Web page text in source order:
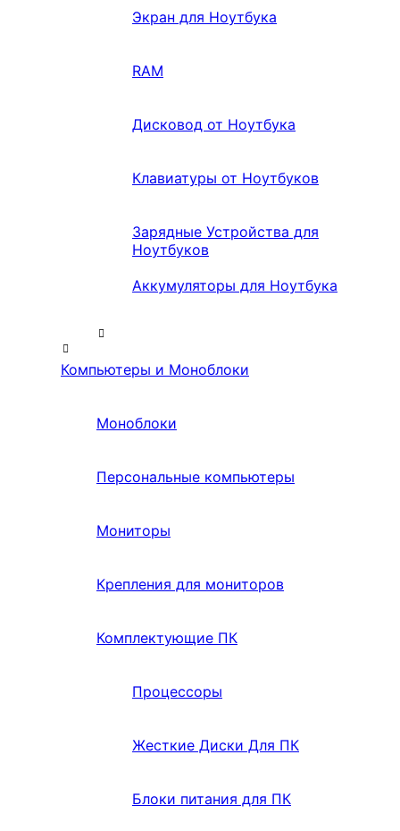
Экран для Ноутбука
RAM
Дисковод от Ноутбука
Клавиатуры от Ноутбуков
Зарядные Устройства для
Ноутбуков
Аккумуляторы для Ноутбука
Компьютеры и Моноблоки
Моноблоки
Персональные компьютеры
Мониторы
Крепления для мониторов
Комплектующие ПК
Процессоры
Жесткие Диски Для ПК
Блоки питания для ПК